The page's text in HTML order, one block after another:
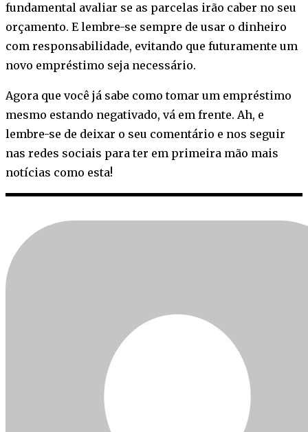
fundamental avaliar se as parcelas irão caber no seu
orçamento. E lembre-se sempre de usar o dinheiro
com responsabilidade, evitando que futuramente um
novo empréstimo seja necessário.
Agora que você já sabe como tomar um empréstimo
mesmo estando negativado, vá em frente. Ah, e
lembre-se de deixar o seu comentário e nos seguir
nas redes sociais para ter em primeira mão mais
notícias como esta!